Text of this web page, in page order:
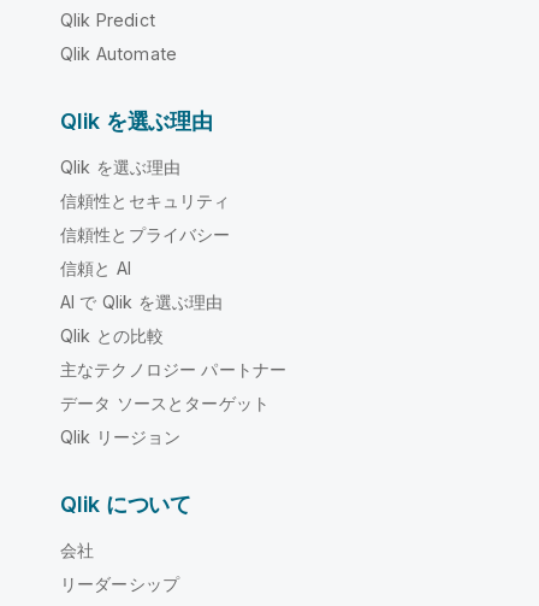
Qlik Predict
Qlik Automate
Qlik を選ぶ理由
Qlik を選ぶ理由
信頼性とセキュリティ
信頼性とプライバシー
信頼と AI
AI で Qlik を選ぶ理由
Qlik との比較
主なテクノロジー パートナー
データ ソースとターゲット
Qlik リージョン
Qlik について
会社
リーダーシップ